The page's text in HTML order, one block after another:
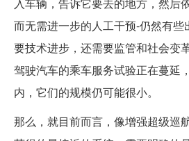
而无需进一步的人工干预-仍然有
要技术进步，还需要监管和社会变
驾驶汽车的乘车服务试验正在蔓延
内，它们的规模仍可能很小。
那么，就目前而言，像增强超级巡